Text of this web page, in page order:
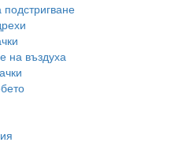
на въздуха